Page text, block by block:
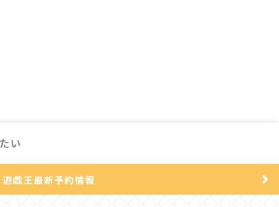
い
遊戯王最新予約情報